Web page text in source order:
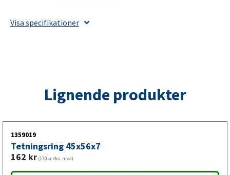
Visa specifikationer
Lignende produkter
1359019
Tetningsring 45x56x7
162 kr (130kr eks. mva)